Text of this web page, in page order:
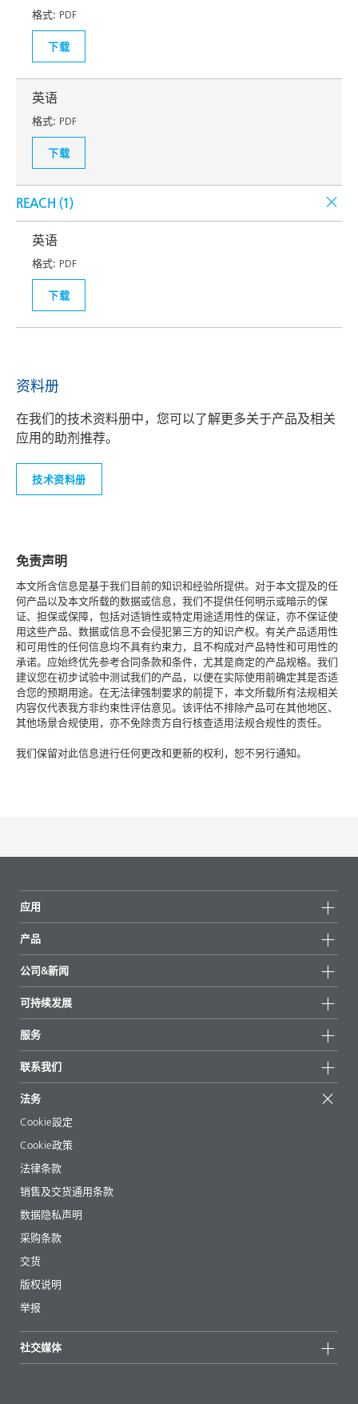
格式: PDF
下载
英语
格式: PDF
下载
REACH (1)
英语
格式: PDF
下载
资料册
在我们的技术资料册中，您可以了解更多关于产品及相关
应用的助剂推荐。
技术资料册
免责声明
本文所含信息是基于我们目前的知识和经验所提供。对于本文提及的任
何产品以及本文所载的数据或信息，我们不提供任何明示或暗示的保
证、担保或保障，包括对适销性或特定用途适用性的保证，亦不保证使
用这些产品、数据或信息不会侵犯第三方的知识产权。有关产品适用性
和可用性的任何信息均不具有约束力，且不构成对产品特性和可用性的
承诺。应始终优先参考合同条款和条件，尤其是商定的产品规格。我们
建议您在初步试验中测试我们的产品，以便在实际使用前确定其是否适
合您的预期用途。在无法律强制要求的前提下，本文所载所有法规相关
内容仅代表我方非约束性评估意见。该评估不排除产品可在其他地区、
其他场景合规使用，亦不免除贵方自行核查适用法规合规性的责任。
我们保留对此信息进行任何更改和更新的权利，恕不另行通知。
应用
产品
所有产品
重点推荐
公司&新闻
新闻
新闻和媒体
地区和分销商
展会和活动
可持续发展
可持续产品
成功案例
EcoVadis
认证
服务
起始配方
文章
电子书
法规事务
助剂指南 App
视频
下载
联系我们
法务
Cookie設定
Cookie政策
法律条款
销售及交货通用条款
数据隐私声明
采购条款
交货
版权说明
举报
社交媒体